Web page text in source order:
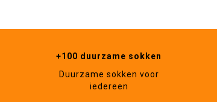
+100 duurzame sokken
Duurzame sokken voor
iedereen